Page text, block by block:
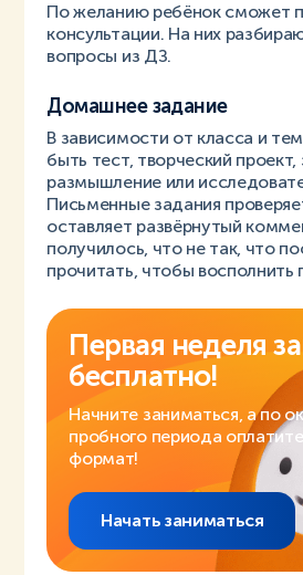
По желанию ребёнок сможет
консультации. На них
вопросы из ДЗ.
Домашнее задание
В зависимости от класса и
быть тест, творческий проект,
размышление или
Письменные задания
оставляет развёрнутый
получилось, что не так, что
прочитать, чтобы восполнить
Первая неделя
бесплатно!
Начните заниматься, а по
пробного периода
формат!
Начать заниматься